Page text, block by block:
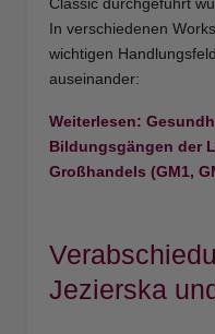
Classic durchgeführt
In verschiedenen
wichtigen
auseinander:
Weiterlesen:
Bildungsgängen der
Großhandels (GM1,
Jezierska